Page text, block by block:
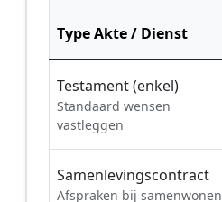
Type Akte / Dienst
Testament (enkel)
Standaard wensen
vastleggen
Samenlevingscontract
Afspraken bij samenwonen